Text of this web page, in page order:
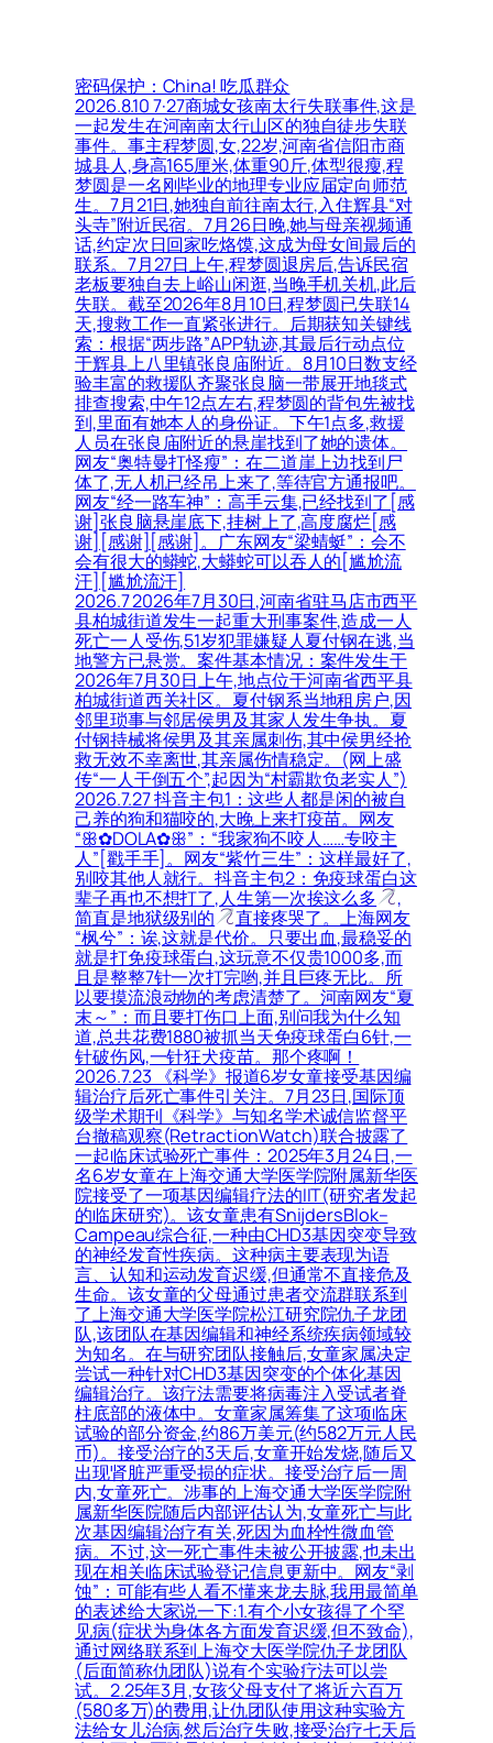
密码保护：China! 吃瓜群众
2026.8.10 7·27商城女孩南太行失联事件,这是
一起发生在河南南太行山区的独自徒步失联
事件。事主程梦圆,女,22岁,河南省信阳市商
城县人,身高165厘米,体重90斤,体型很瘦,程
梦圆是一名刚毕业的地理专业应届定向师范
生。7月21日,她独自前往南太行,入住辉县“对
头寺”附近民宿。7月26日晚,她与母亲视频通
话,约定次日回家吃烙馍,这成为母女间最后的
联系。7月27日上午,程梦圆退房后,告诉民宿
老板要独自去上峪山闲逛,当晚手机关机,此后
失联。截至2026年8月10日,程梦圆已失联14
天,搜救工作一直紧张进行。后期获知关键线
索：根据“两步路”APP轨迹,其最后行动点位
于辉县上八里镇张良庙附近。8月10日数支经
验丰富的救援队齐聚张良脑一带展开地毯式
排查搜索,中午12点左右,程梦圆的背包先被找
到,里面有她本人的身份证。下午1点多,救援
人员在张良庙附近的悬崖找到了她的遗体。
网友“奥特曼打怪瘦”：在二道崖上边找到尸
体了,无人机已经吊上来了,等待官方通报吧。
网友“经一路车神”：高手云集,已经找到了[感
谢]张良脑悬崖底下,挂树上了,高度腐烂[感
谢][感谢][感谢]。广东网友“梁蜻蜓”：会不
会有很大的蟒蛇,大蟒蛇可以吞人的[尴尬流
汗][尴尬流汗]
2026.7 2026年7月30日,河南省驻马店市西平
县柏城街道发生一起重大刑事案件,造成一人
死亡一人受伤,51岁犯罪嫌疑人夏付钢在逃,当
地警方已悬赏。案件基本情况：案件发生于
2026年7月30日上午,地点位于河南省西平县
柏城街道西关社区。夏付钢系当地租房户,因
邻里琐事与邻居侯男及其家人发生争执。夏
付钢持械将侯男及其亲属刺伤,其中侯男经抢
救无效不幸离世,其亲属伤情稳定。(网上盛
传“一人干倒五个”,起因为“村霸欺负老实人”)
2026.7.27 抖音主包1：这些人都是闲的被自
己养的狗和猫咬的,大晚上来打疫苗。网友
“ꕥ✿DOLA✿ꕥ”：“我家狗不咬人……专咬主
人”[戳手手]。网友“紫竹三生”：这样最好了,
别咬其他人就行。抖音主包2：免疫球蛋白这
辈子再也不想打了,人生第一次挨这么多
,
简直是地狱级别的
直接疼哭了。上海网友
“枫兮”：诶,这就是代价。只要出血,最稳妥的
就是打免疫球蛋白,这玩意不仅贵1000多,而
且是整整7针一次打完哟,并且巨疼无比。所
以要摸流浪动物的考虑清楚了。河南网友“夏
末～”：而且要打伤口上面,别问我为什么知
道,总共花费1880被抓当天免疫球蛋白6针,一
针破伤风,一针狂犬疫苗。那个疼啊！
2026.7.23 《科学》报道6岁女童接受基因编
辑治疗后死亡事件引关注。7月23日,国际顶
级学术期刊《科学》与知名学术诚信监督平
台撤稿观察(RetractionWatch)联合披露了
一起临床试验死亡事件：2025年3月24日,一
名6岁女童在上海交通大学医学院附属新华医
院接受了一项基因编辑疗法的IIT(研究者发起
的临床研究)。该女童患有SnijdersBlok–
Campeau综合征,一种由CHD3基因突变导致
的神经发育性疾病。这种病主要表现为语
言、认知和运动发育迟缓,但通常不直接危及
生命。该女童的父母通过患者交流群联系到
了上海交通大学医学院松江研究院仇子龙团
队,该团队在基因编辑和神经系统疾病领域较
为知名。在与研究团队接触后,女童家属决定
尝试一种针对CHD3基因突变的个体化基因
编辑治疗。该疗法需要将病毒注入受试者脊
柱底部的液体中。女童家属筹集了这项临床
试验的部分资金,约86万美元(约582万元人民
币)。接受治疗的3天后,女童开始发烧,随后又
出现肾脏严重受损的症状。接受治疗后一周
内,女童死亡。涉事的上海交通大学医学院附
属新华医院随后内部评估认为,女童死亡与此
次基因编辑治疗有关,死因为血栓性微血管
病。不过,这一死亡事件未被公开披露,也未出
现在相关临床试验登记信息更新中。网友“剥
蚀”：可能有些人看不懂来龙去脉,我用最简单
的表述给大家说一下:1.有个小女孩得了个罕
见病(症状为身体各方面发育迟缓,但不致命),
通过网络联系到上海交大医学院仇子龙团队
(后面简称仇团队)说有个实验疗法可以尝
试。2.25年3月,女孩父母支付了将近六百万
(580多万)的费用,让仇团队使用这种实验方
法给女儿治病,然后治疗失败,接受治疗七天后